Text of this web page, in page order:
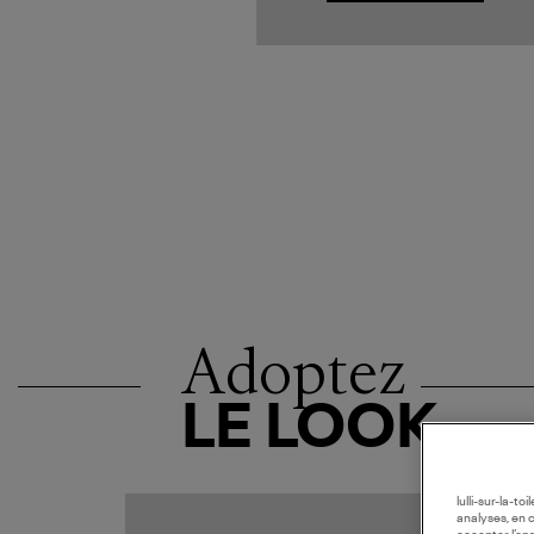
Adoptez
LE LOOK
lulli-sur-la-
analyses, en